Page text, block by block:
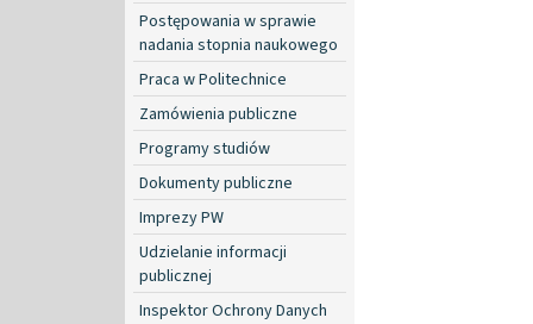
Postępowania w sprawie
nadania stopnia naukowego
Praca w Politechnice
Zamówienia publiczne
Programy studiów
Dokumenty publiczne
Imprezy PW
Udzielanie informacji
publicznej
Inspektor Ochrony Danych